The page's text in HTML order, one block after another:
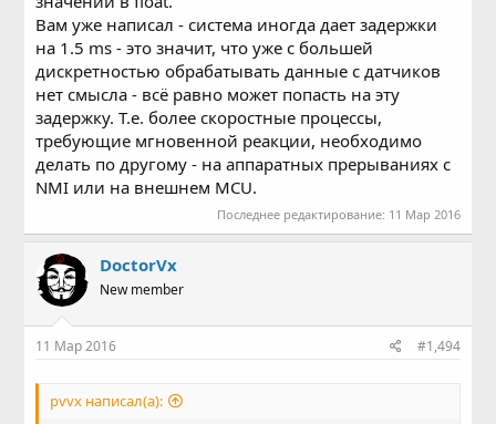
Вам уже написал - система иногда дает задержки
на 1.5 ms - это значит, что уже с большей
дискретностью обрабатывать данные с датчиков
нет смысла - всё равно может попасть на эту
задержку. Т.е. более скоростные процессы,
требующие мгновенной реакции, необходимо
делать по другому - на аппаратных прерываниях c
NMI или на внешнем MCU.
Последнее редактирование: 11 Мар 2016
DoctorVx
New member
11 Мар 2016 #1,494
pvvx написал(а):